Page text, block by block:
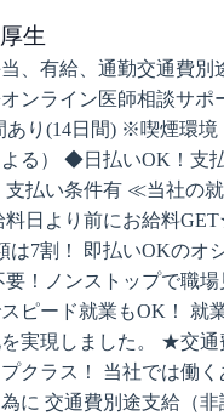
生
、有給、通勤交通費
ンライン医師相談サポ
り(14日間) ※喫煙環境
る） ◆日払いOK！支
払い条件有 ≪当社の就
日より前にお給料
は7割！ 即払いOKのオ
！ノンストップで職場
ピード就業もOK！ 就
実現しました。 ★交通
クラス！ 当社では働く
に 交通費別途支給（